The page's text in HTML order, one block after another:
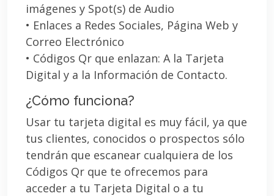
imágenes y Spot(s) de Audio
• Enlaces a Redes Sociales, Página Web y
Correo Electrónico
• Códigos Qr que enlazan: A la Tarjeta
Digital y a la Información de Contacto.
¿Cómo funciona?
Usar tu tarjeta digital es muy fácil, ya que
tus clientes, conocidos o prospectos sólo
tendrán que escanear cualquiera de los
Códigos Qr que te ofrecemos para
acceder a tu Tarjeta Digital o a tu